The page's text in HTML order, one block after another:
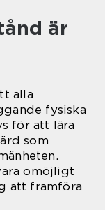
är
alla
fysiska
för att lära
som
omöjligt
att framföra